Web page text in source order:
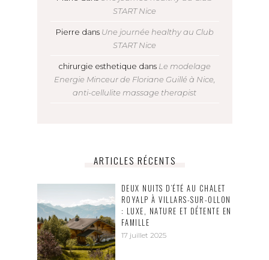
START Nice
Pierre dans Une journée healthy au Club
START Nice
chirurgie esthetique dans Le modelage
Energie Minceur de Floriane Guillé à Nice,
anti-cellulite massage therapist
ARTICLES RÉCENTS
DEUX NUITS D’ÉTÉ AU CHALET
ROYALP À VILLARS-SUR-OLLON
: LUXE, NATURE ET DÉTENTE EN
FAMILLE
17 juillet 2025